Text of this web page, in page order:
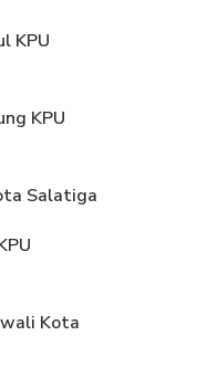
KPU
KPU
Salatiga
Kota